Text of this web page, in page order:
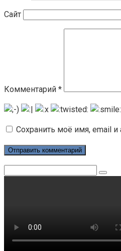
Сайт
Комментарий *
Сохранить моё имя, email